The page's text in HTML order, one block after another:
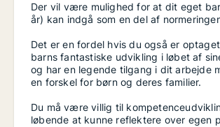
Der vil være mulighed for at dit eget
år) kan indgå som en del af
Det er en fordel hvis du også er
barns fantastiske udvikling i løbet af
og har en legende tilgang i dit arbejde
en forskel for børn og deres familier.
Du må være villig til
løbende at kunne reflektere over egen